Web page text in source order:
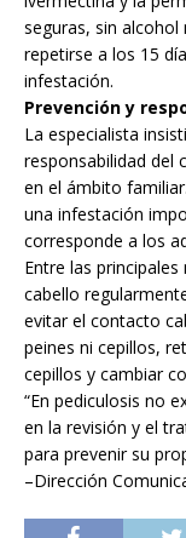
seguras, sin
repetirse a los 15
infestación.
Prevención y
La especialista
responsabilidad del
en el ámbito
una infestación
corresponde a los
Entre las
cabello
evitar el contacto
peines ni cepillos,
cepillos y cambiar
“En pediculosis no
en la revisión y el
para prevenir su
–Dirección